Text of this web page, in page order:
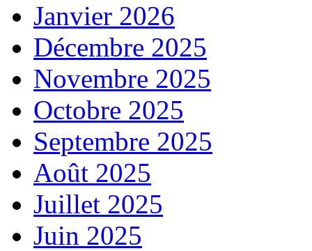
Janvier 2026
Décembre 2025
Novembre 2025
Octobre 2025
Septembre 2025
Août 2025
Juillet 2025
Juin 2025